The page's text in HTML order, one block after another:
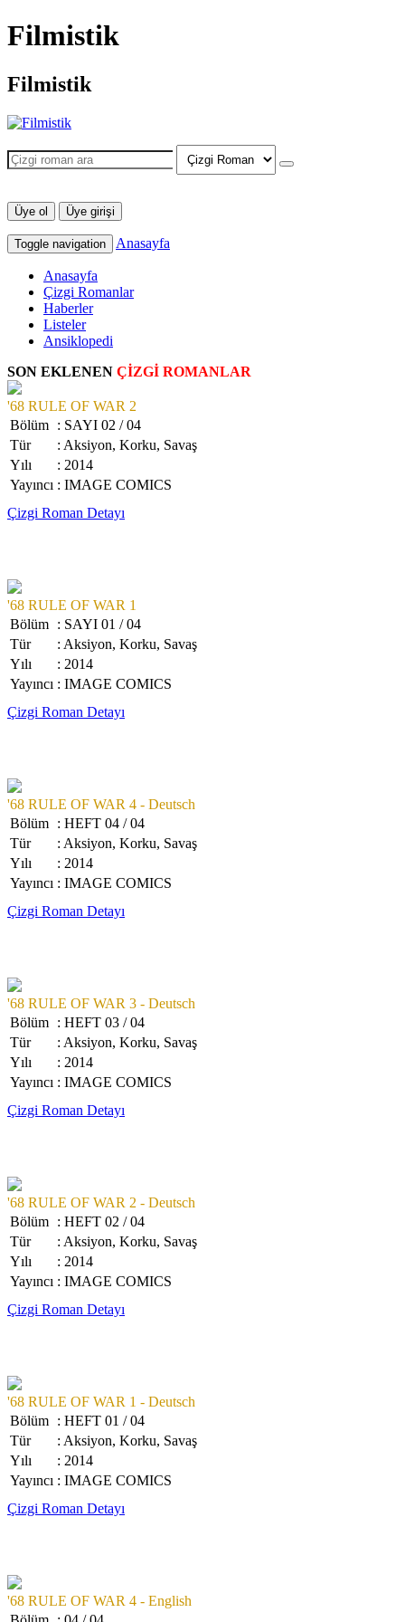
Filmistik
Filmistik
Üye ol Üye girişi
Toggle navigation Anasayfa
Anasayfa
Çizgi Romanlar
Haberler
Listeler
Ansiklopedi
SON EKLENEN ÇİZGİ ROMANLAR
'68 RULE OF WAR 2
Bölüm : SAYI 02 / 04
Tür
: Aksiyon, Korku, Savaş
Yılı
: 2014
Yayıncı : IMAGE COMICS
Çizgi Roman Detayı
'68 RULE OF WAR 1
Bölüm : SAYI 01 / 04
Tür
: Aksiyon, Korku, Savaş
Yılı
: 2014
Yayıncı : IMAGE COMICS
Çizgi Roman Detayı
'68 RULE OF WAR 4 - Deutsch
Bölüm : HEFT 04 / 04
Tür
: Aksiyon, Korku, Savaş
Yılı
: 2014
Yayıncı : IMAGE COMICS
Çizgi Roman Detayı
'68 RULE OF WAR 3 - Deutsch
Bölüm : HEFT 03 / 04
Tür
: Aksiyon, Korku, Savaş
Yılı
: 2014
Yayıncı : IMAGE COMICS
Çizgi Roman Detayı
'68 RULE OF WAR 2 - Deutsch
Bölüm : HEFT 02 / 04
Tür
: Aksiyon, Korku, Savaş
Yılı
: 2014
Yayıncı : IMAGE COMICS
Çizgi Roman Detayı
'68 RULE OF WAR 1 - Deutsch
Bölüm : HEFT 01 / 04
Tür
: Aksiyon, Korku, Savaş
Yılı
: 2014
Yayıncı : IMAGE COMICS
Çizgi Roman Detayı
'68 RULE OF WAR 4 - English